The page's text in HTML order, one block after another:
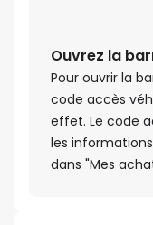
Ouvrez la
Pour ouvrir la
code accès
effet. Le code
les
dans "Mes